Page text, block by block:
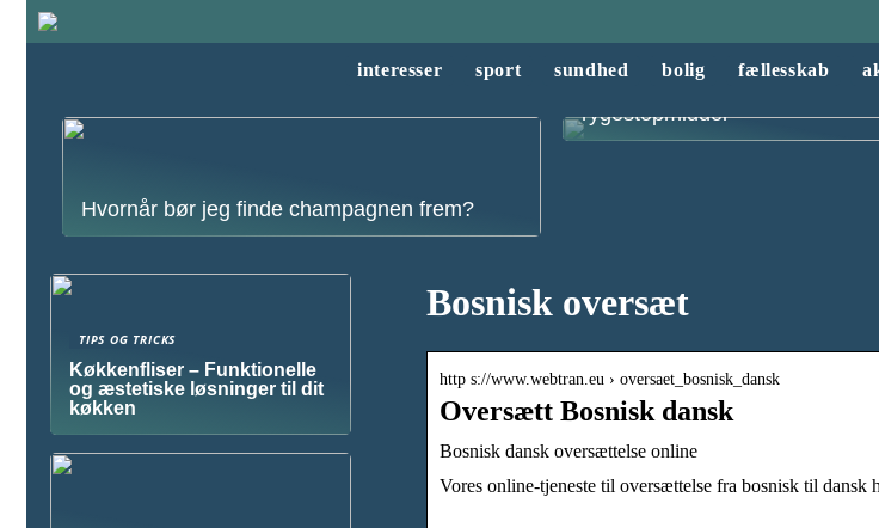
interesser sport sundhed bolig fællesskab
Hvornår bør jeg finde champagnen frem?
rygestopmiddel
Bosnisk oversæt
http s://www.webtran.eu › oversaet_bosnisk_dansk
Oversætt Bosnisk dansk
Bosnisk dansk oversættelse online
Vores online-tjeneste til oversættelse fra bosnisk til
TIPS OG TRICKS
Køkkenfliser – Funktionelle
og æstetiske løsninger til dit
køkken